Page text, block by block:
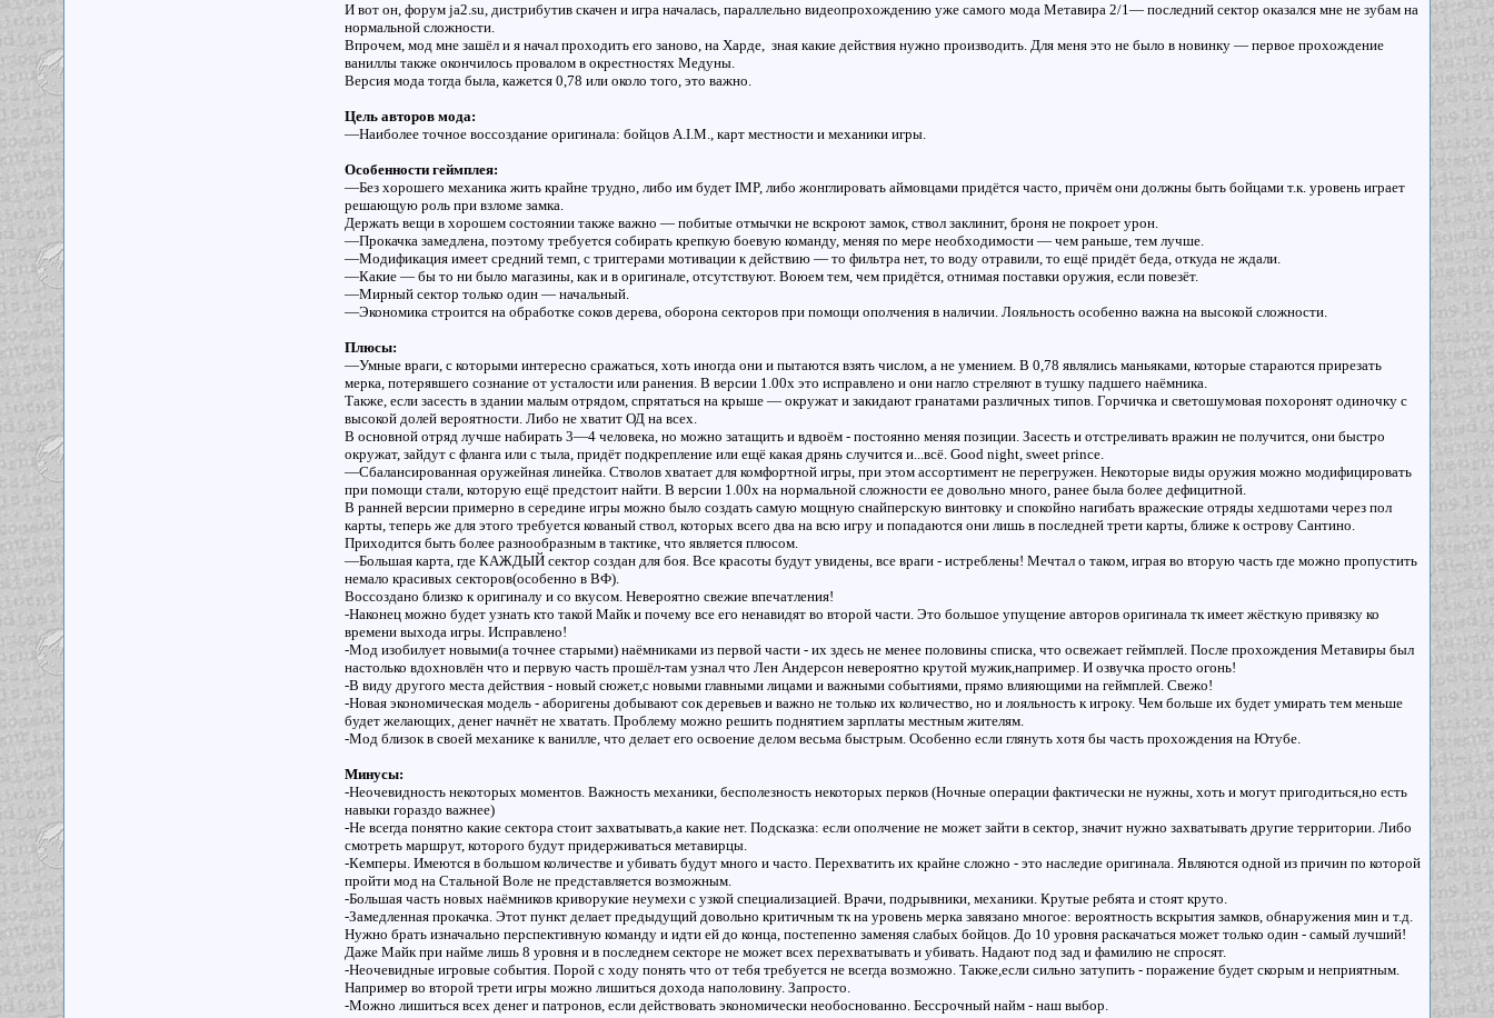
И вот он, форум ja2.su, дистрибутив скачен и игра началась, параллельно видеопрохождению уже самого мода Метавира 2/1— последний сектор оказался мне не зубам на
нормальной сложности.
Впрочем, мод мне зашёл и я начал проходить его заново, на Харде, зная какие действия нужно производить. Для меня это не было в новинку — первое прохождение
ваниллы также окончилось провалом в окрестностях Медуны.
Версия мода тогда была, кажется 0,78 или около того, это важно.
Цель авторов мода:
—Наиболее точное воссоздание оригинала: бойцов A.I.M., карт местности и механики игры.
Особенности геймплея:
—Без хорошего механика жить крайне трудно, либо им будет IMP, либо жонглировать аймовцами придётся часто, причём они должны быть бойцами т.к. уровень играет
решающую роль при взломе замка.
Держать вещи в хорошем состоянии также важно — побитые отмычки не вскроют замок, ствол заклинит, броня не покроет урон.
—Прокачка замедлена, поэтому требуется собирать крепкую боевую команду, меняя по мере необходимости — чем раньше, тем лучше.
—Модификация имеет средний темп, с триггерами мотивации к действию — то фильтра нет, то воду отравили, то ещё придёт беда, откуда не ждали.
—Какие — бы то ни было магазины, как и в оригинале, отсутствуют. Воюем тем, чем придётся, отнимая поставки оружия, если повезёт.
—Мирный сектор только один — начальный.
—Экономика строится на обработке соков дерева, оборона секторов при помощи ополчения в наличии. Лояльность особенно важна на высокой сложности.
Плюсы:
—Умные враги, с которыми интересно сражаться, хоть иногда они и пытаются взять числом, а не умением. В 0,78 являлись маньяками, которые стараются прирезать
мерка, потерявшего сознание от усталости или ранения. В версии 1.00х это исправлено и они нагло стреляют в тушку падшего наёмника.
Также, если засесть в здании малым отрядом, спрятаться на крыше — окружат и закидают гранатами различных типов. Горчичка и светошумовая похоронят одиночку с
высокой долей вероятности. Либо не хватит ОД на всех.
В основной отряд лучше набирать 3—4 человека, но можно затащить и вдвоём - постоянно меняя позиции. Засесть и отстреливать вражин не получится, они быстро
окружат, зайдут с фланга или с тыла, придёт подкрепление или ещё какая дрянь случится и...всё. Good night, sweet prince.
—Сбалансированная оружейная линейка. Стволов хватает для комфортной игры, при этом ассортимент не перегружен. Некоторые виды оружия можно модифицировать
при помощи стали, которую ещё предстоит найти. В версии 1.00х на нормальной сложности ее довольно много, ранее была более дефицитной.
В ранней версии примерно в середине игры можно было создать самую мощную снайперскую винтовку и спокойно нагибать вражеские отряды хедшотами через пол
карты, теперь же для этого требуется кованый ствол, которых всего два на всю игру и попадаются они лишь в последней трети карты, ближе к острову Сантино.
Приходится быть более разнообразным в тактике, что является плюсом.
—Большая карта, где КАЖДЫЙ сектор создан для боя. Все красоты будут увидены, все враги - истреблены! Мечтал о таком, играя во вторую часть где можно пропустить
немало красивых секторов(особенно в ВФ).
Воссоздано близко к оригиналу и со вкусом. Невероятно свежие впечатления!
-Наконец можно будет узнать кто такой Майк и почему все его ненавидят во второй части. Это большое упущение авторов оригинала тк имеет жёсткую привязку ко
времени выхода игры. Исправлено!
-Мод изобилует новыми(а точнее старыми) наёмниками из первой части - их здесь не менее половины списка, что освежает геймплей. После прохождения Метавиры был
настолько вдохновлён что и первую часть прошёл-там узнал что Лен Андерсон невероятно крутой мужик,например. И озвучка просто огонь!
-В виду другого места действия - новый сюжет,с новыми главными лицами и важными событиями, прямо влияющими на геймплей. Свежо!
-Новая экономическая модель - аборигены добывают сок деревьев и важно не только их количество, но и лояльность к игроку. Чем больше их будет умирать тем меньше
будет желающих, денег начнёт не хватать. Проблему можно решить поднятием зарплаты местным жителям.
-Мод близок в своей механике к ванилле, что делает его освоение делом весьма быстрым. Особенно если глянуть хотя бы часть прохождения на Ютубе.
Минусы:
-Неочевидность некоторых моментов. Важность механики, бесполезность некоторых перков (Ночные операции фактически не нужны, хоть и могут пригодиться,но есть
навыки гораздо важнее)
-Не всегда понятно какие сектора стоит захватывать,а какие нет. Подсказка: если ополчение не может зайти в сектор, значит нужно захватывать другие территории. Либо
смотреть маршрут, которого будут придерживаться метавирцы.
-Кемперы. Имеются в большом количестве и убивать будут много и часто. Перехватить их крайне сложно - это наследие оригинала. Являются одной из причин по которой
пройти мод на Стальной Воле не представляется возможным.
-Большая часть новых наёмников криворукие неумехи с узкой специализацией. Врачи, подрывники, механики. Крутые ребята и стоят круто.
-Замедленная прокачка. Этот пункт делает предыдущий довольно критичным тк на уровень мерка завязано многое: вероятность вскрытия замков, обнаружения мин и т.д.
Нужно брать изначально перспективную команду и идти ей до конца, постепенно заменяя слабых бойцов. До 10 уровня раскачаться может только один - самый лучший!
Даже Майк при найме лишь 8 уровня и в последнем секторе не может всех перехватывать и убивать. Надают под зад и фамилию не спросят.
-Неочевидные игровые события. Порой с ходу понять что от тебя требуется не всегда возможно. Также,если сильно затупить - поражение будет скорым и неприятным.
Например во второй трети игры можно лишиться дохода наполовину. Запросто.
-Можно лишиться всех денег и патронов, если действовать экономически необоснованно. Бессрочный найм - наш выбор.